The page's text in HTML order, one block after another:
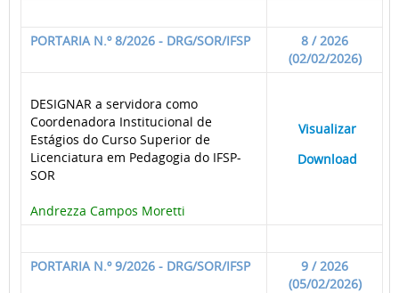
PORTARIA N.º 8/2026 - DRG/SOR/IFSP
8 / 2026
(02/02/2026)
DESIGNAR a servidora como
Coordenadora Institucional de
Estágios do Curso Superior de
Licenciatura em Pedagogia do IFSP-
SOR
Andrezza Campos Moretti
Visualizar
Download
PORTARIA N.º 9/2026 - DRG/SOR/IFSP
9 / 2026
(05/02/2026)